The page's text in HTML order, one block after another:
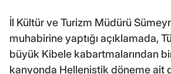
İl Kültür ve Turizm Müdürü
muhabirine yaptığı açıklamada,
büyük Kibele kabartmalarından
kanyonda Hellenistik döneme ait